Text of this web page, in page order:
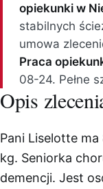
opiekunki w
stabilnych
umowa
Praca
08-24. Pełne
Opis
Pani Liselotte
kg. Seniorka
demencji. Jest